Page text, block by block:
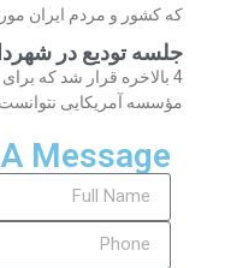
که کشور و مردم ایران
جلسه تودیع در
4 بالاخره قرار شد که
مؤسسه آمریکایی
Message